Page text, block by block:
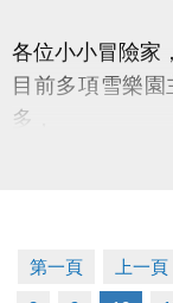
各位小小冒險家
目前多項雪樂
多，
還有部分課程
快跟著「蘆寶」
留下最歡樂、最
第一頁 上一頁